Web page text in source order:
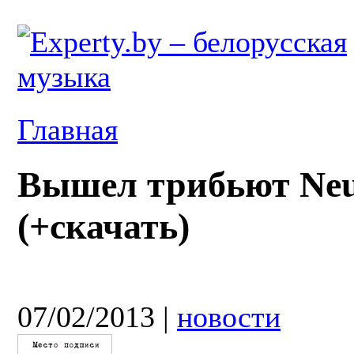
Главная
Вышел трибьют
(+скачать)
07/02/2013 | новости